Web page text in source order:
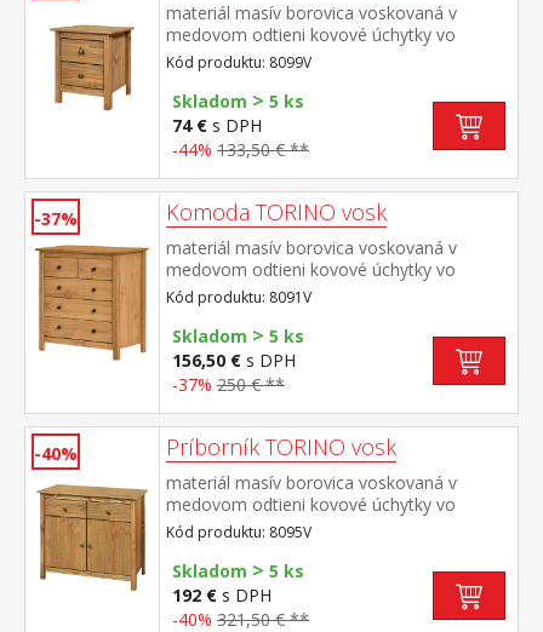
materiál masív borovica voskovaná v
medovom odtieni kovové úchytky vo
farebnom prevedení černená mosadz 2
zásuvky s kovovými pojazdmi
Kód produktu: 8099V
Skladom > 5 ks
74 € s DPH
-44% 133,50 € **
-37% Komoda TORINO vosk
materiál masív borovica voskovaná v
medovom odtieni kovové úchytky vo
farebnom prevedení černená mosadz 2
menšie a 3 väčšie zásuvky s kovovými
pojazdmi
Kód produktu: 8091V
Skladom > 5 ks
156,50 € s DPH
-37% 250 € **
-40% Príborník TORINO vosk
materiál masív borovica voskovaná v
medovom odtieni kovové úchytky vo
farebnom prevedení černená mosadz 2
zásuvky s kovovými pojazdmi, 2 plné dvere,
1 polica vhodný doplnok nadstavec 8096V
Kód produktu: 8095V
Skladom > 5 ks
192 € s DPH
-40% 321,50 € **